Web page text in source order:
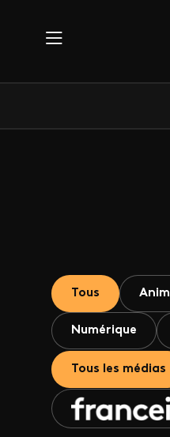
Tous
Numérique
Tous les médias